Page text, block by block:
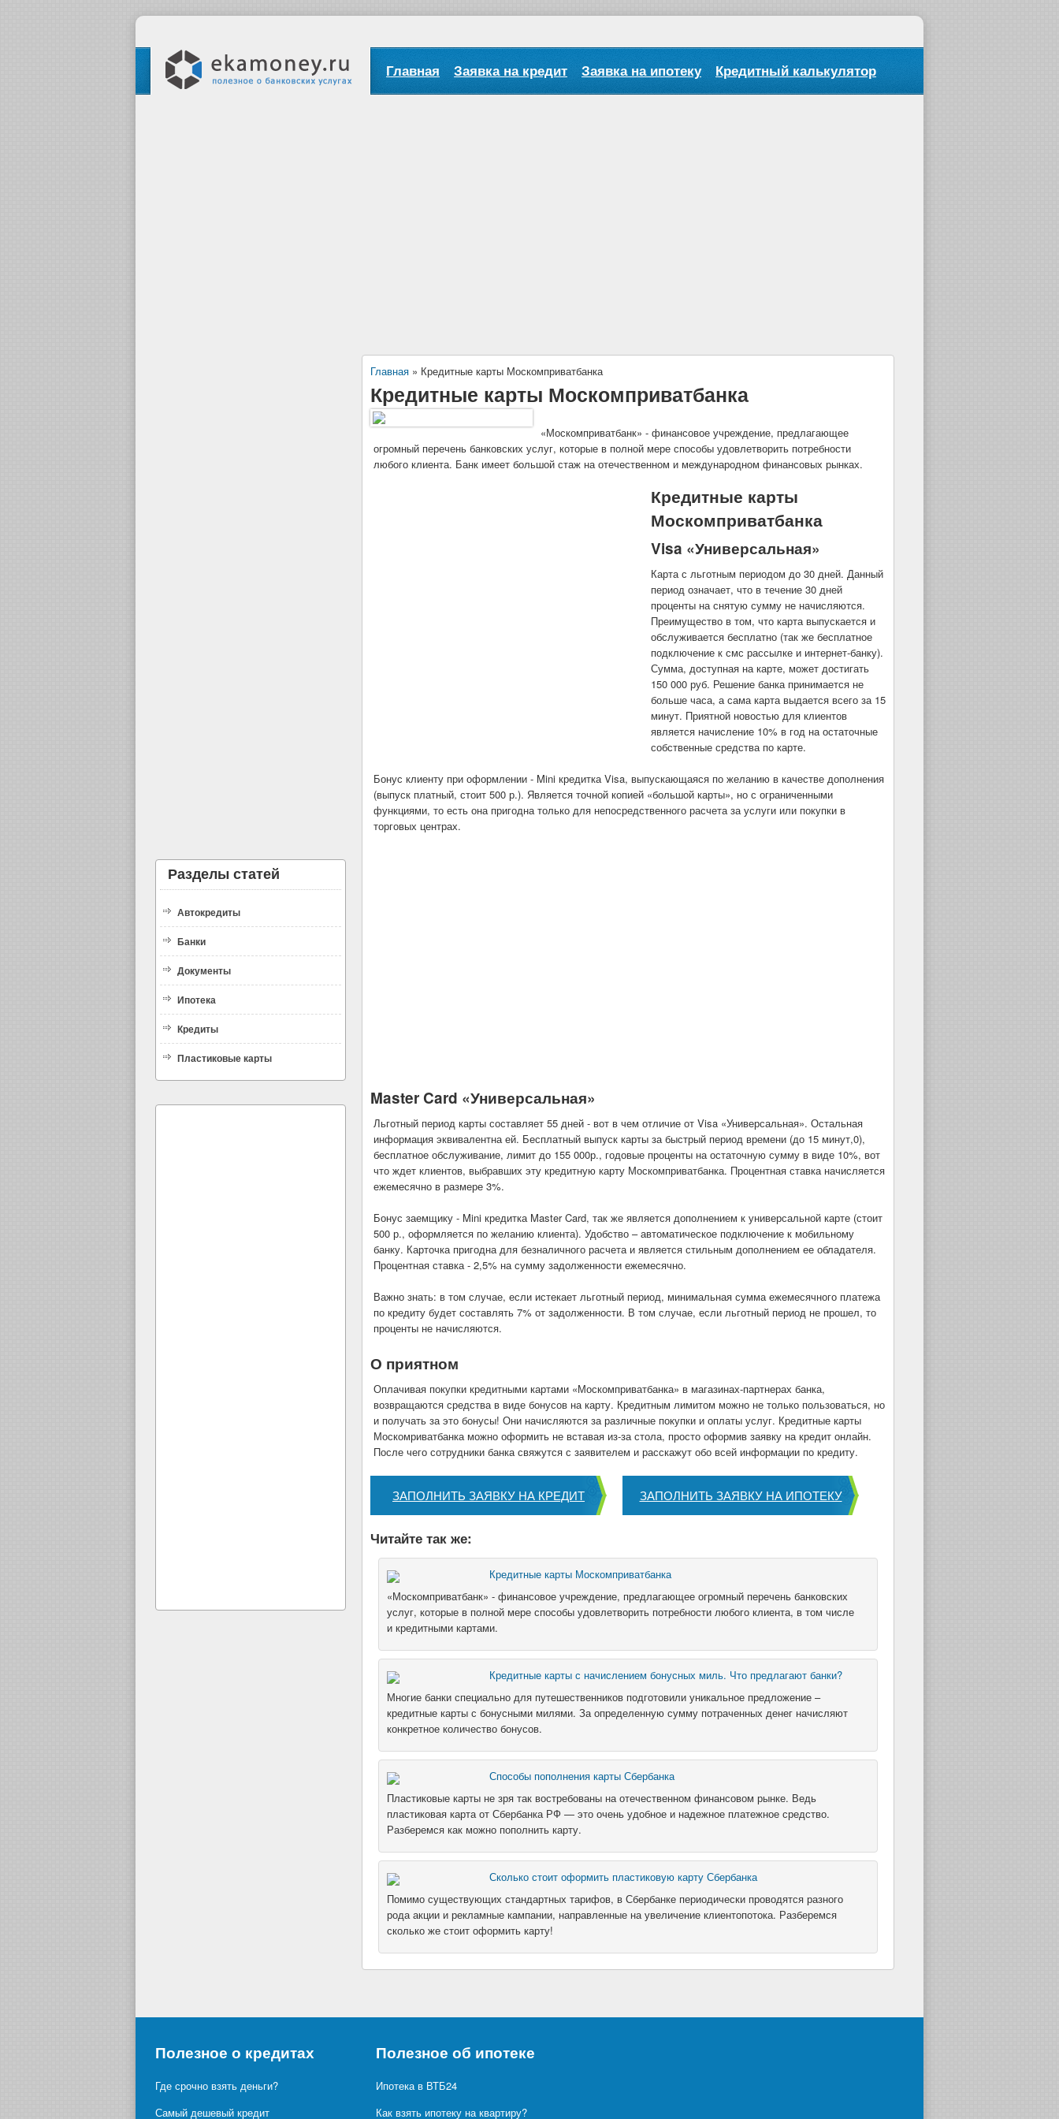
Главная Заявка на кредит Заявка на ипотеку Кредитный калькулятор
Разделы статей
Автокредиты
Банки
Документы
Ипотека
Кредиты
Пластиковые карты
Главная » Кредитные карты Москомприватбанка
Кредитные карты Москомприватбанка
«Москомприватбанк» - финансовое учреждение, предлагающее
огромный перечень банковских услуг, которые в полной мере способы удовлетворить потребности
любого клиента. Банк имеет большой стаж на отечественном и международном финансовых рынках.
Кредитные карты
Москомприватбанка
Visa «Универсальная»
Карта с льготным периодом до 30 дней. Данный
период означает, что в течение 30 дней
проценты на снятую сумму не начисляются.
Преимущество в том, что карта выпускается и
обслуживается бесплатно (так же бесплатное
подключение к смс рассылке и интернет-банку).
Сумма, доступная на карте, может достигать
150 000 руб. Решение банка принимается не
больше часа, а сама карта выдается всего за 15
минут. Приятной новостью для клиентов
является начисление 10% в год на остаточные
собственные средства по карте.
Бонус клиенту при оформлении - Mini кредитка Visa, выпускающаяся по желанию в качестве дополнения
(выпуск платный, стоит 500 р.). Является точной копией «большой карты», но с ограниченными
функциями, то есть она пригодна только для непосредственного расчета за услуги или покупки в
торговых центрах.
Master Card «Универсальная»
Льготный период карты составляет 55 дней - вот в чем отличие от Visa «Универсальная». Остальная
информация эквивалентна ей. Бесплатный выпуск карты за быстрый период времени (до 15 минут,0),
бесплатное обслуживание, лимит до 155 000р., годовые проценты на остаточную сумму в виде 10%, вот
что ждет клиентов, выбравших эту кредитную карту Москомприватбанка. Процентная ставка начисляется
ежемесячно в размере 3%.
Бонус заемщику - Mini кредитка Master Card, так же является дополнением к универсальной карте (стоит
500 р., оформляется по желанию клиента). Удобство – автоматическое подключение к мобильному
банку. Карточка пригодна для безналичного расчета и является стильным дополнением ее обладателя.
Процентная ставка - 2,5% на сумму задолженности ежемесячно.
Важно знать: в том случае, если истекает льготный период, минимальная сумма ежемесячного платежа
по кредиту будет составлять 7% от задолженности. В том случае, если льготный период не прошел, то
проценты не начисляются.
О приятном
Оплачивая покупки кредитными картами «Москомприватбанка» в магазинах-партнерах банка,
возвращаются средства в виде бонусов на карту. Кредитным лимитом можно не только пользоваться, но
и получать за это бонусы! Они начисляются за различные покупки и оплаты услуг. Кредитные карты
Москомриватбанка можно оформить не вставая из-за стола, просто оформив заявку на кредит онлайн.
После чего сотрудники банка свяжутся с заявителем и расскажут обо всей информации по кредиту.
ЗАПОЛНИТЬ ЗАЯВКУ НА КРЕДИТ ЗАПОЛНИТЬ ЗАЯВКУ НА ИПОТЕКУ
Читайте так же:
Кредитные карты Москомприватбанка
«Москомприватбанк» - финансовое учреждение, предлагающее огромный перечень банковских
услуг, которые в полной мере способы удовлетворить потребности любого клиента, в том числе
и кредитными картами.
Кредитные карты с начислением бонусных миль. Что предлагают банки?
Многие банки специально для путешественников подготовили уникальное предложение –
кредитные карты с бонусными милями. За определенную сумму потраченных денег начисляют
конкретное количество бонусов.
Способы пополнения карты Сбербанка
Пластиковые карты не зря так востребованы на отечественном финансовом рынке. Ведь
пластиковая карта от Сбербанка РФ — это очень удобное и надежное платежное средство.
Разберемся как можно пополнить карту.
Сколько стоит оформить пластиковую карту Сбербанка
Помимо существующих стандартных тарифов, в Сбербанке периодически проводятся разного
рода акции и рекламные кампании, направленные на увеличение клиентопотока. Разберемся
сколько же стоит оформить карту!
Полезное о кредитах
Где срочно взять деньги?
Самый дешевый кредит
Полезное об ипотеке
Ипотека в ВТБ24
Как взять ипотеку на квартиру?